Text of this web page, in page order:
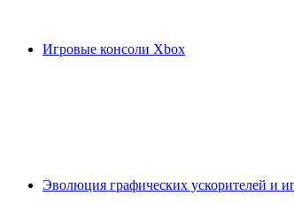
Игровые консоли Xbox
Эволюция графических ускорителей и